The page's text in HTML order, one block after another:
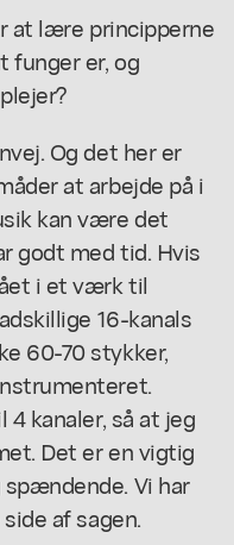
at lære principperne
funger er, og
Og det her er
at arbejde på i
kan være det
godt med tid. Hvis
i et værk til
16-kanals
60-70 stykker,
kanaler, så at jeg
Det er en vigtig
Vi har
af sagen.